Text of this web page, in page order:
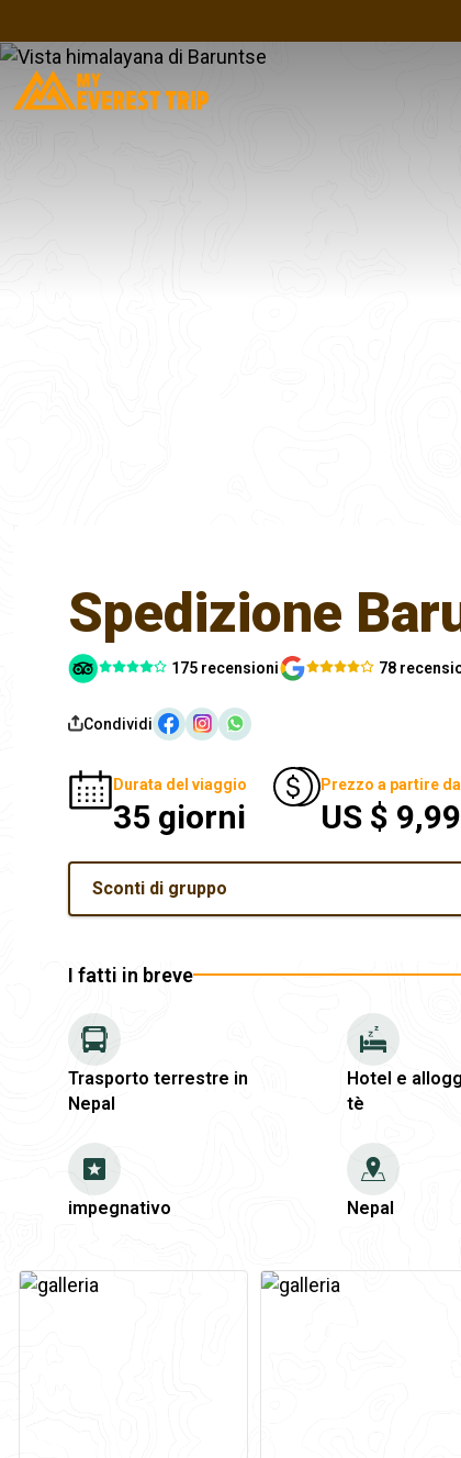
Spedizione
175 recensioni 78
Condividi
Durata del viaggio
35 giorni
Prezzo a partire da
US $
Sconti di gruppo
I fatti in breve
Trasporto terrestre in
Nepal
Hotel e
tè
impegnativo Nepal